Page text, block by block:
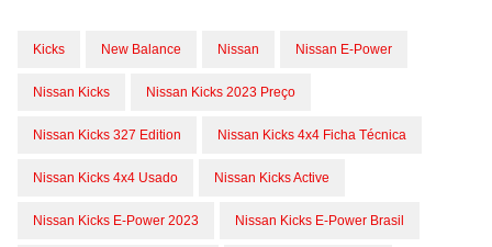
Kicks New Balance Nissan Nissan E-Power
Nissan Kicks Nissan Kicks 2023 Preço
Nissan Kicks 327 Edition Nissan Kicks 4x4 Ficha Técnica
Nissan Kicks 4x4 Usado Nissan Kicks Active
Nissan Kicks E-Power 2023 Nissan Kicks E-Power Brasil